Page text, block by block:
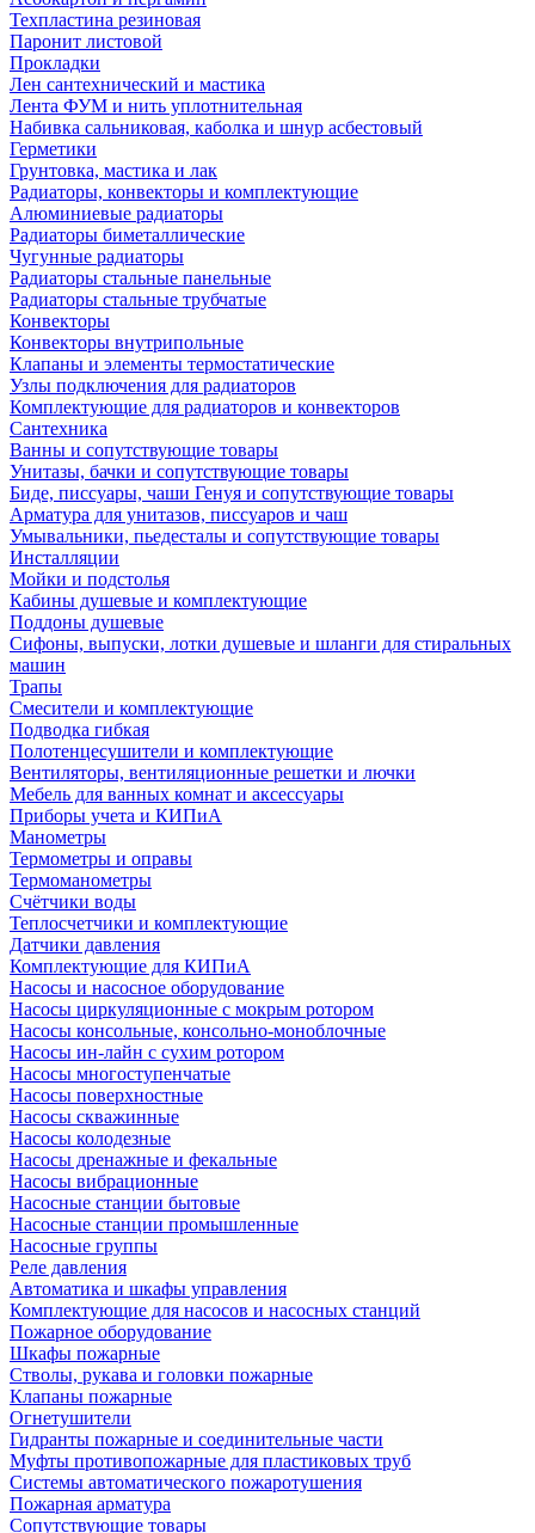
Техпластина резиновая
Паронит листовой
Прокладки
Лен сантехнический и мастика
Лента ФУМ и нить уплотнительная
Набивка сальниковая, каболка и шнур асбестовый
Герметики
Грунтовка, мастика и лак
Радиаторы, конвекторы и комплектующие
Алюминиевые радиаторы
Радиаторы биметаллические
Чугунные радиаторы
Радиаторы стальные панельные
Радиаторы стальные трубчатые
Конвекторы
Конвекторы внутрипольные
Клапаны и элементы термостатические
Узлы подключения для радиаторов
Комплектующие для радиаторов и конвекторов
Сантехника
Ванны и сопутствующие товары
Унитазы, бачки и сопутствующие товары
Биде, писсуары, чаши Генуя и сопутствующие товары
Арматура для унитазов, писсуаров и чаш
Умывальники, пьедесталы и сопутствующие товары
Инсталляции
Мойки и подстолья
Кабины душевые и комплектующие
Поддоны душевые
Сифоны, выпуски, лотки душевые и шланги для стиральных
машин
Трапы
Смесители и комплектующие
Подводка гибкая
Полотенцесушители и комплектующие
Вентиляторы, вентиляционные решетки и лючки
Мебель для ванных комнат и аксессуары
Приборы учета и КИПиА
Манометры
Термометры и оправы
Термоманометры
Счётчики воды
Теплосчетчики и комплектующие
Датчики давления
Комплектующие для КИПиА
Насосы и насосное оборудование
Насосы циркуляционные с мокрым ротором
Насосы консольные, консольно-моноблочные
Насосы ин-лайн с сухим ротором
Насосы многоступенчатые
Насосы поверхностные
Насосы скважинные
Насосы колодезные
Насосы дренажные и фекальные
Насосы вибрационные
Насосные станции бытовые
Насосные станции промышленные
Насосные группы
Реле давления
Автоматика и шкафы управления
Комплектующие для насосов и насосных станций
Пожарное оборудование
Шкафы пожарные
Стволы, рукава и головки пожарные
Клапаны пожарные
Огнетушители
Гидранты пожарные и соединительные части
Муфты противопожарные для пластиковых труб
Системы автоматического пожаротушения
Пожарная арматура
Сопутствующие товары